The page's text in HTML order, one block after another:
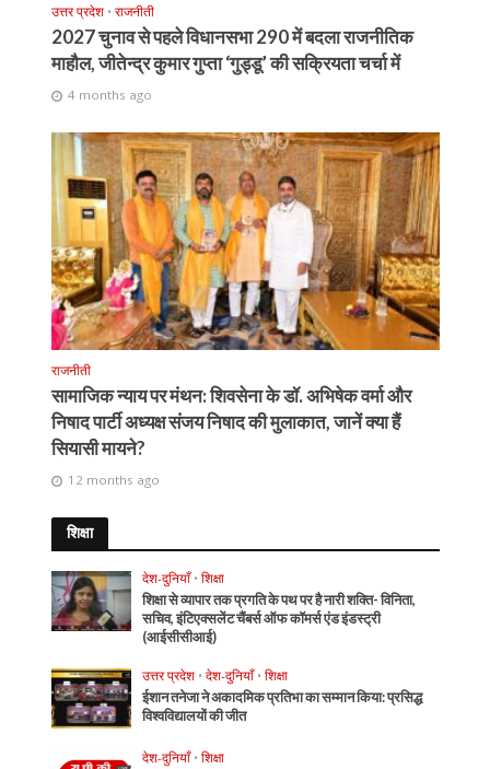
उत्तर प्रदेश • राजनीती
2027 चुनाव से पहले विधानसभा 290 में बदला राजनीतिक
माहौल, जीतेन्द्र कुमार गुप्ता ‘गुड्डू’ की सक्रियता चर्चा में
4 months ago
राजनीती
सामाजिक न्याय पर मंथन: शिवसेना के डॉ. अभिषेक वर्मा और
निषाद पार्टी अध्यक्ष संजय निषाद की मुलाकात, जानें क्या हैं
सियासी मायने?
12 months ago
शिक्षा
देश-दुनियाँ • शिक्षा
शिक्षा से व्यापार तक प्रगति के पथ पर है नारी शक्ति- विनिता,
सचिव, इंटिएक्सलेंट चैंबर्स ऑफ कॉमर्स एंड इंडस्ट्री
(आईसीसीआई)
उत्तर प्रदेश • देश-दुनियाँ • शिक्षा
ईशान तनेजा ने अकादमिक प्रतिभा का सम्मान किया: प्रसिद्ध
विश्वविद्यालयों की जीत
देश-दुनियाँ • शिक्षा